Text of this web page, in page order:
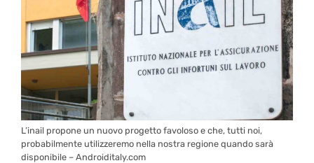
L’inail propone un nuovo progetto favoloso e che, tutti noi,
probabilmente utilizzeremo nella nostra regione quando sarà
disponibile – Androiditaly.com